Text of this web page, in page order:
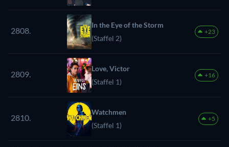
2808.
In the Eye of the Storm
(Staffel 2)
+23
2809.
Love, Victor
(Staffel 1)
+16
2810.
Watchmen
(Staffel 1)
+5